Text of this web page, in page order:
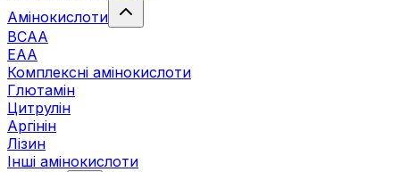
Амінокислоти
BCAA
EAA
Комплексні амінокислоти
Глютамін
Цитрулін
Аргінін
Лізин
Інші амінокислоти